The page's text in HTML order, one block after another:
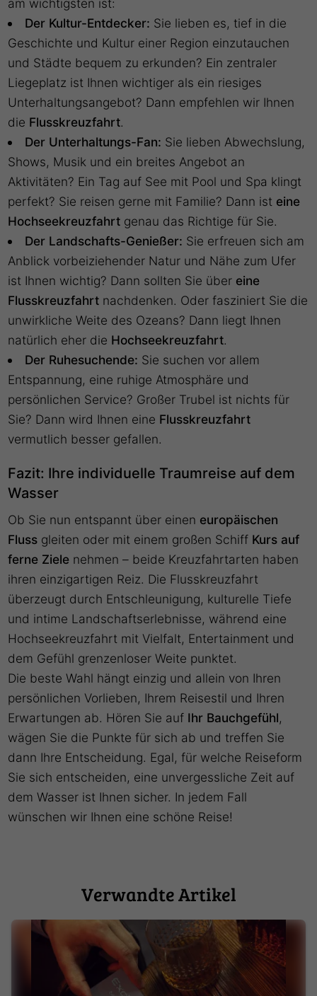
am wichtigsten ist:
Der Kultur-Entdecker: Sie lieben es, tief in die
Geschichte und Kultur einer Region einzutauchen
und Städte bequem zu erkunden? Ein zentraler
Liegeplatz ist Ihnen wichtiger als ein riesiges
Unterhaltungsangebot? Dann empfehlen wir Ihnen
die Flusskreuzfahrt.
Der Unterhaltungs-Fan: Sie lieben Abwechslung,
Shows, Musik und ein breites Angebot an
Aktivitäten? Ein Tag auf See mit Pool und Spa klingt
perfekt? Sie reisen gerne mit Familie? Dann ist eine
Hochseekreuzfahrt genau das Richtige für Sie.
Der Landschafts-Genießer: Sie erfreuen sich am
Anblick vorbeiziehender Natur und Nähe zum Ufer
ist Ihnen wichtig? Dann sollten Sie über eine
Flusskreuzfahrt nachdenken. Oder fasziniert Sie die
unwirkliche Weite des Ozeans? Dann liegt Ihnen
natürlich eher die Hochseekreuzfahrt.
Der Ruhesuchende: Sie suchen vor allem
Entspannung, eine ruhige Atmosphäre und
persönlichen Service? Großer Trubel ist nichts für
Sie? Dann wird Ihnen eine Flusskreuzfahrt
vermutlich besser gefallen.
Fazit: Ihre individuelle Traumreise auf dem
Wasser
Ob Sie nun entspannt über einen europäischen
Fluss gleiten oder mit einem großen Schiff Kurs auf
ferne Ziele nehmen – beide Kreuzfahrtarten haben
ihren einzigartigen Reiz. Die Flusskreuzfahrt
überzeugt durch Entschleunigung, kulturelle Tiefe
und intime Landschaftserlebnisse, während eine
Hochseekreuzfahrt mit Vielfalt, Entertainment und
dem Gefühl grenzenloser Weite punktet.
Die beste Wahl hängt einzig und allein von Ihren
persönlichen Vorlieben, Ihrem Reisestil und Ihren
Erwartungen ab. Hören Sie auf Ihr Bauchgefühl,
wägen Sie die Punkte für sich ab und treffen Sie
dann Ihre Entscheidung. Egal, für welche Reiseform
Sie sich entscheiden, eine unvergessliche Zeit auf
dem Wasser ist Ihnen sicher. In jedem Fall
wünschen wir Ihnen eine schöne Reise!
Verwandte Artikel